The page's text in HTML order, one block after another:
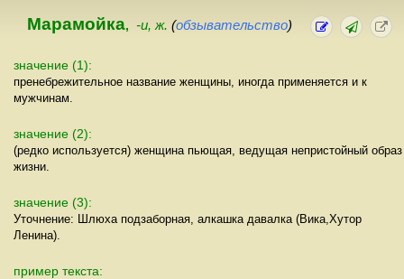
Марамойка, -и, ж. (обзывательство)
значение (1):
пренебрежительное название женщины, иногда применяется и к
мужчинам.
значение (2):
(редко используется) женщина пьющая, ведущая непристойный образ
жизни.
значение (3):
Уточнение: Шлюха подзаборная, алкашка давалка (Вика,Хутор
Ленина).
пример текста: